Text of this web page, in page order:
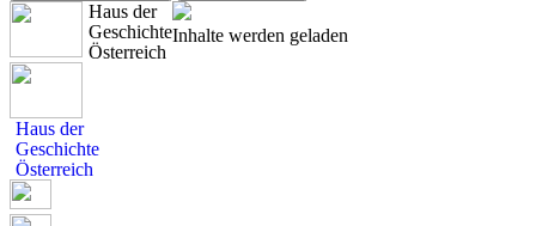
Haus der
Geschichte
Österreich
Inhalte werden geladen
Haus der
Geschichte
Österreich